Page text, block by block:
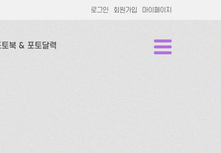
로그인 회원가입 마이페이지
북 & 포토달력